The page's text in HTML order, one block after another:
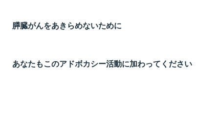
膵臓がんをあきらめないために
あなたもこのアドボカシー活動に加わってください